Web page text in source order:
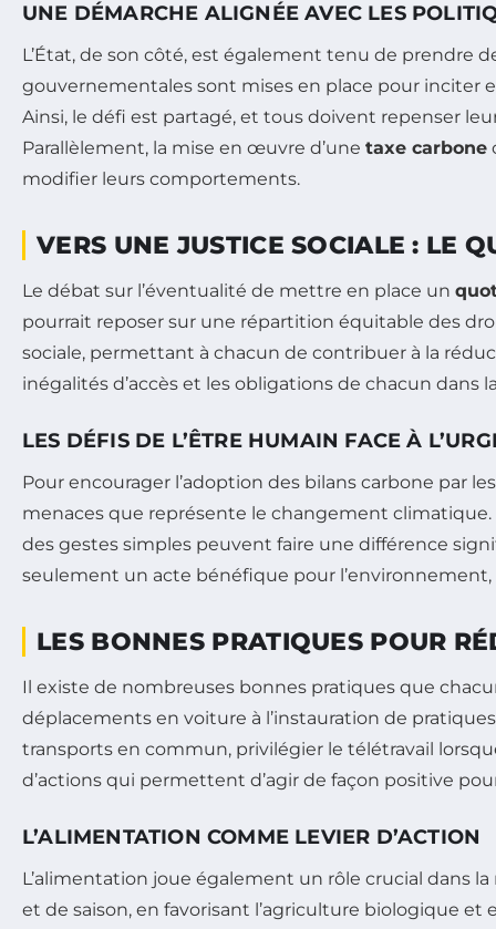
UNE DÉMARCHE ALIGNÉE AVEC LES
L’État, de son côté, est également tenu de prendre
gouvernementales sont mises en place pour inciter
Ainsi, le défi est partagé, et tous doivent repenser
Parallèlement, la mise en œuvre d’une taxe carbone
modifier leurs comportements.
VERS UNE JUSTICE SOCIALE : LE
Le débat sur l’éventualité de mettre en place un
pourrait reposer sur une répartition équitable des
sociale, permettant à chacun de contribuer à la
inégalités d’accès et les obligations de chacun
LES DÉFIS DE L’ÊTRE HUMAIN FACE À
Pour encourager l’adoption des bilans carbone par
menaces que représente le changement
des gestes simples peuvent faire une différence
seulement un acte bénéfique pour l’environnement,
LES BONNES PRATIQUES POUR
Il existe de nombreuses bonnes pratiques que
déplacements en voiture à l’instauration de
transports en commun, privilégier le télétravail
d’actions qui permettent d’agir de façon positive
L’ALIMENTATION COMME LEVIER D’ACTION
L’alimentation joue également un rôle crucial dans
et de saison, en favorisant l’agriculture biologique